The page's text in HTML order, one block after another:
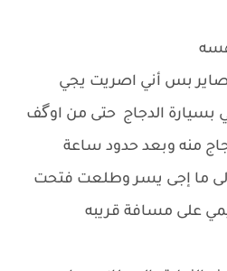
بس أني اصريت يجي
بسيارة الدجاج حتى من اوگف
منه وبعد حدود ساعة
ما إجى يسر وطلعت فتحت
على مسافة قريبه